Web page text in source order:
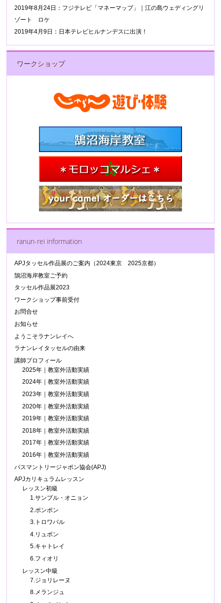
2019年8月24日：フジテレビ「マネーマップ」｜江の島ウェディングリ
ゾート ロケ
2019年4月9日：日本テレビヒルナンデスに出演！
ワークショップ
ranun-rei information
APJタッセル作品展のご案内（2024東京 2025京都）
鵠沼海岸教室ご予約
タッセル作品展2023
ワークショップ事前受付
お問合せ
お知らせ
ようこそラナンレイへ
ラナンレイタッセルの由来
講師プロフィール
2025年｜教室外活動実績
2024年｜教室外活動実績
2023年｜教室外活動実績
2020年｜教室外活動実績
2019年｜教室外活動実績
2018年｜教室外活動実績
2017年｜教室外活動実績
2016年｜教室外活動実績
パスマントリージャポン協会(APJ)
APJカリキュラムレッスン
レッスン初級
1.サンプル・オニョン
2.ポンポン
3.トロワバル
4.リュボン
5.キャトレイ
6.フィオリ
レッスン中級
7.ジョリレーヌ
8.メランジュ